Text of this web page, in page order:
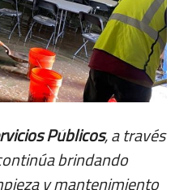
Públicos, a través
brindando
y mantenimiento